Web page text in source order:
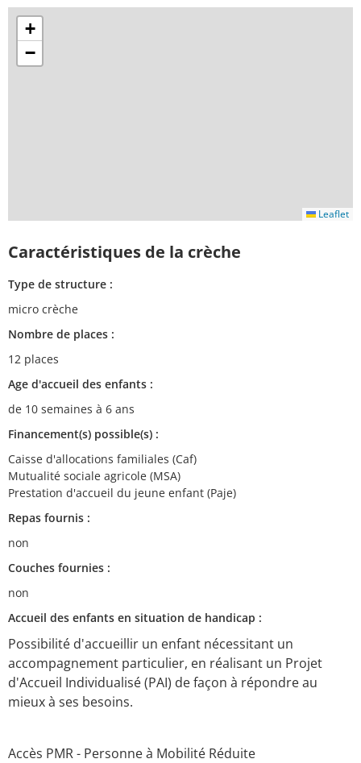
+
−
Leaflet
Caractéristiques de la crèche
Type de structure :
micro crèche
Nombre de places :
12 places
Age d'accueil des enfants :
de 10 semaines à 6 ans
Financement(s) possible(s) :
Caisse d'allocations familiales (Caf)
Mutualité sociale agricole (MSA)
Prestation d'accueil du jeune enfant (Paje)
Repas fournis :
non
Couches fournies :
non
Accueil des enfants en situation de handicap :
Possibilité d'accueillir un enfant nécessitant un
accompagnement particulier, en réalisant un Projet
d'Accueil Individualisé (PAI) de façon à répondre au
mieux à ses besoins.
Accès PMR - Personne à Mobilité Réduite